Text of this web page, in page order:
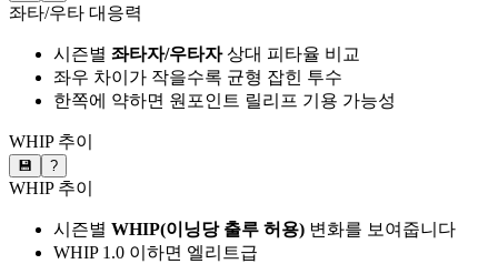
좌타/우타 대응력
시즌별 좌타자/우타자상대 피타율 비교
좌우 차이가 작을수록 균형 잡힌 투수
한쪽에 약하면 원포인트 릴리프 기용 가능성
WHIP 추이
💾 ?
WHIP 추이
시즌별 WHIP(이닝당 출루 허용) 변화를 보여줍니다
WHIP 1.0 이하면 엘리트급